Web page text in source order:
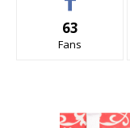
63
Fans